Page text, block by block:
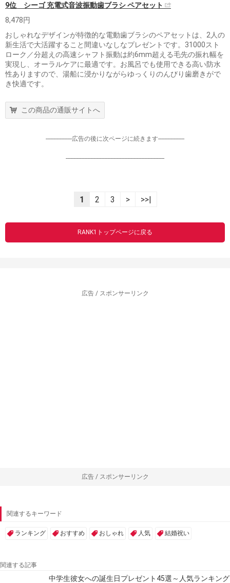
9位 シーゴ 充電式音波振動歯ブラシ ペアセット
8,478円
おしゃれなデザインが特徴的な電動歯ブラシのペアセットは、2人の
新生活で大活躍すること間違いなしなプレゼントです。31000スト
ローク／分超えの高速シャフト振動は約6mm超える毛先の振れ幅を
実現し、オーラルケアに最適です。お風呂でも使用できる高い防水
性ありますので、湯船に浸かりながらゆっくりのんびり歯磨きがで
き快適です。
この商品の通販サイトへ
-----------------広告の後に次ページに続きます-----------------
----------------------------------------------------------------
1 2 3 > >>|
RANK1トップページに戻る
広告 / スポンサーリンク
広告 / スポンサーリンク
関連するキーワード
ランキング おすすめ おしゃれ 人気 結婚祝い
関連する記事
中学生彼女への誕生日プレゼント45選～人気ランキング